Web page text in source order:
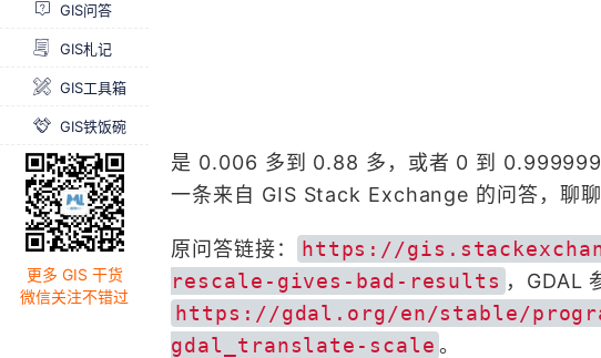
GIS问答
GIS札记
GIS工具箱
GIS铁饭碗
更多 GIS 干货
微信关注不错过
是 0.006 多到 0.88 多，或者 0 到
一条来自 GIS Stack Exchange 的问答，聊
原问答链接：
https://
rescale-gives-bad-results ，GDAL
https://gdal.org/en/stable/
gdal_translate-scale 。